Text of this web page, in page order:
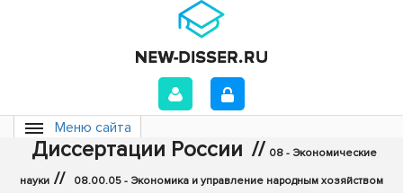
Меню сайта
Диссертации России // 08 - Экономические
науки // 08.00.05 - Экономика и управление народным хозяйством